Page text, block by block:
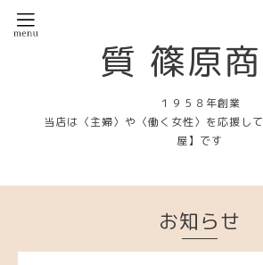
質 篠原
１９５８年創業
当店は〈主婦〉や〈働く女性〉を応援し
屋】です
お知らせ